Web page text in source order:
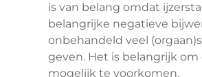
is van belang omdat
belangrijke negatieve
onbehandeld veel
geven. Het is belangrijk om
mogelijk te voorkomen.